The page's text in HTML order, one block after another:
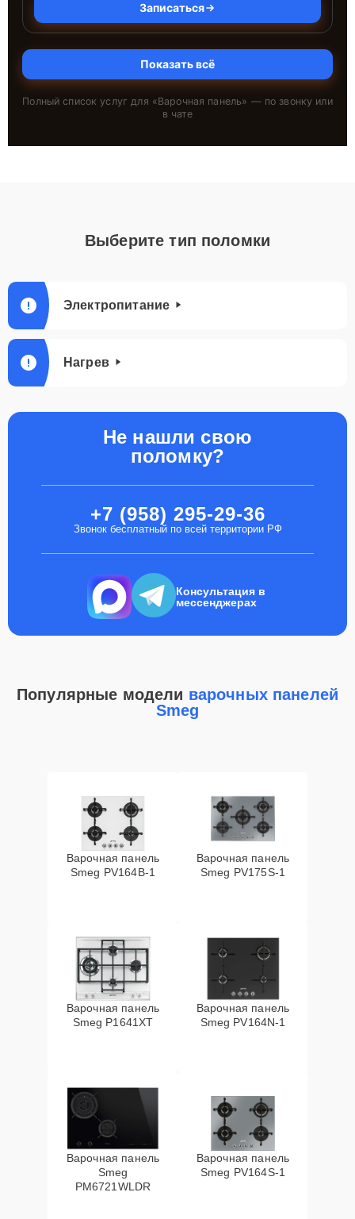
Записаться
Показать всё
Полный список услуг для «Варочная панель» — по звонку или
в чате
Выберите тип поломки
Электропитание
Нагрев
Не нашли свою
поломку?
+7 (958) 295-29-36
Звонок бесплатный по всей территории РФ
Консультация в
мессенджерах
Популярные модели варочных панелей
Smeg
Варочная панель
Smeg PV164B-1
Варочная панель
Smeg PV175S-1
Варочная панель
Smeg P1641XT
Варочная панель
Smeg PV164N-1
Варочная панель
Smeg
PM6721WLDR
Варочная панель
Smeg PV164S-1